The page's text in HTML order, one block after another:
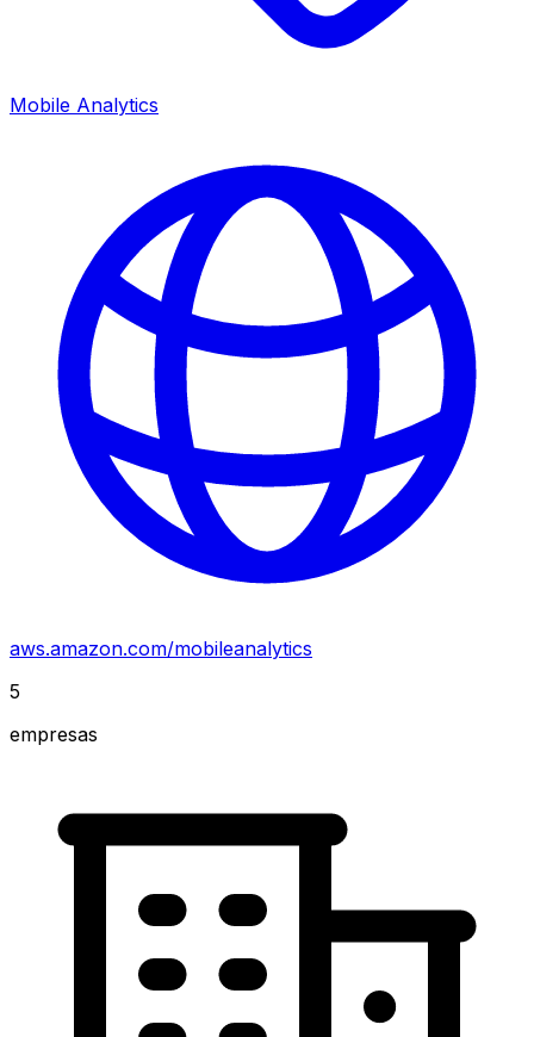
Mobile Analytics
aws.amazon.com/mobileanalytics
5
empresas